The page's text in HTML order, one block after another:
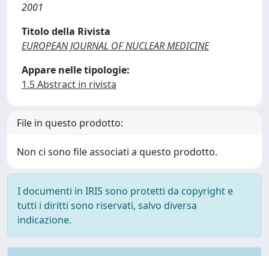
2001
Titolo della Rivista
EUROPEAN JOURNAL OF NUCLEAR MEDICINE
Appare nelle tipologie:
1.5 Abstract in rivista
File in questo prodotto:
Non ci sono file associati a questo prodotto.
I documenti in IRIS sono protetti da copyright e
tutti i diritti sono riservati, salvo diversa
indicazione.